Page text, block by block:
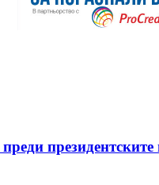
президентските